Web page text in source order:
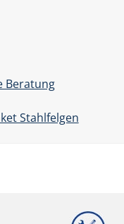
Beratung
Stahlfelgen